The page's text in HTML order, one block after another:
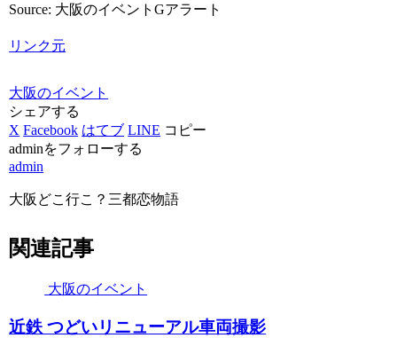
Source: 大阪のイベントGアラート
リンク元
大阪のイベント
シェアする
X Facebook はてブ LINE コピー
adminをフォローする
admin
大阪どこ行こ？三都恋物語
関連記事
大阪のイベント
近鉄 つどいリニューアル車両撮影